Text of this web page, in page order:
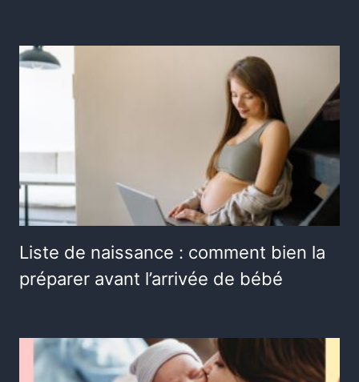
Liste de naissance : comment bien la
préparer avant l’arrivée de bébé